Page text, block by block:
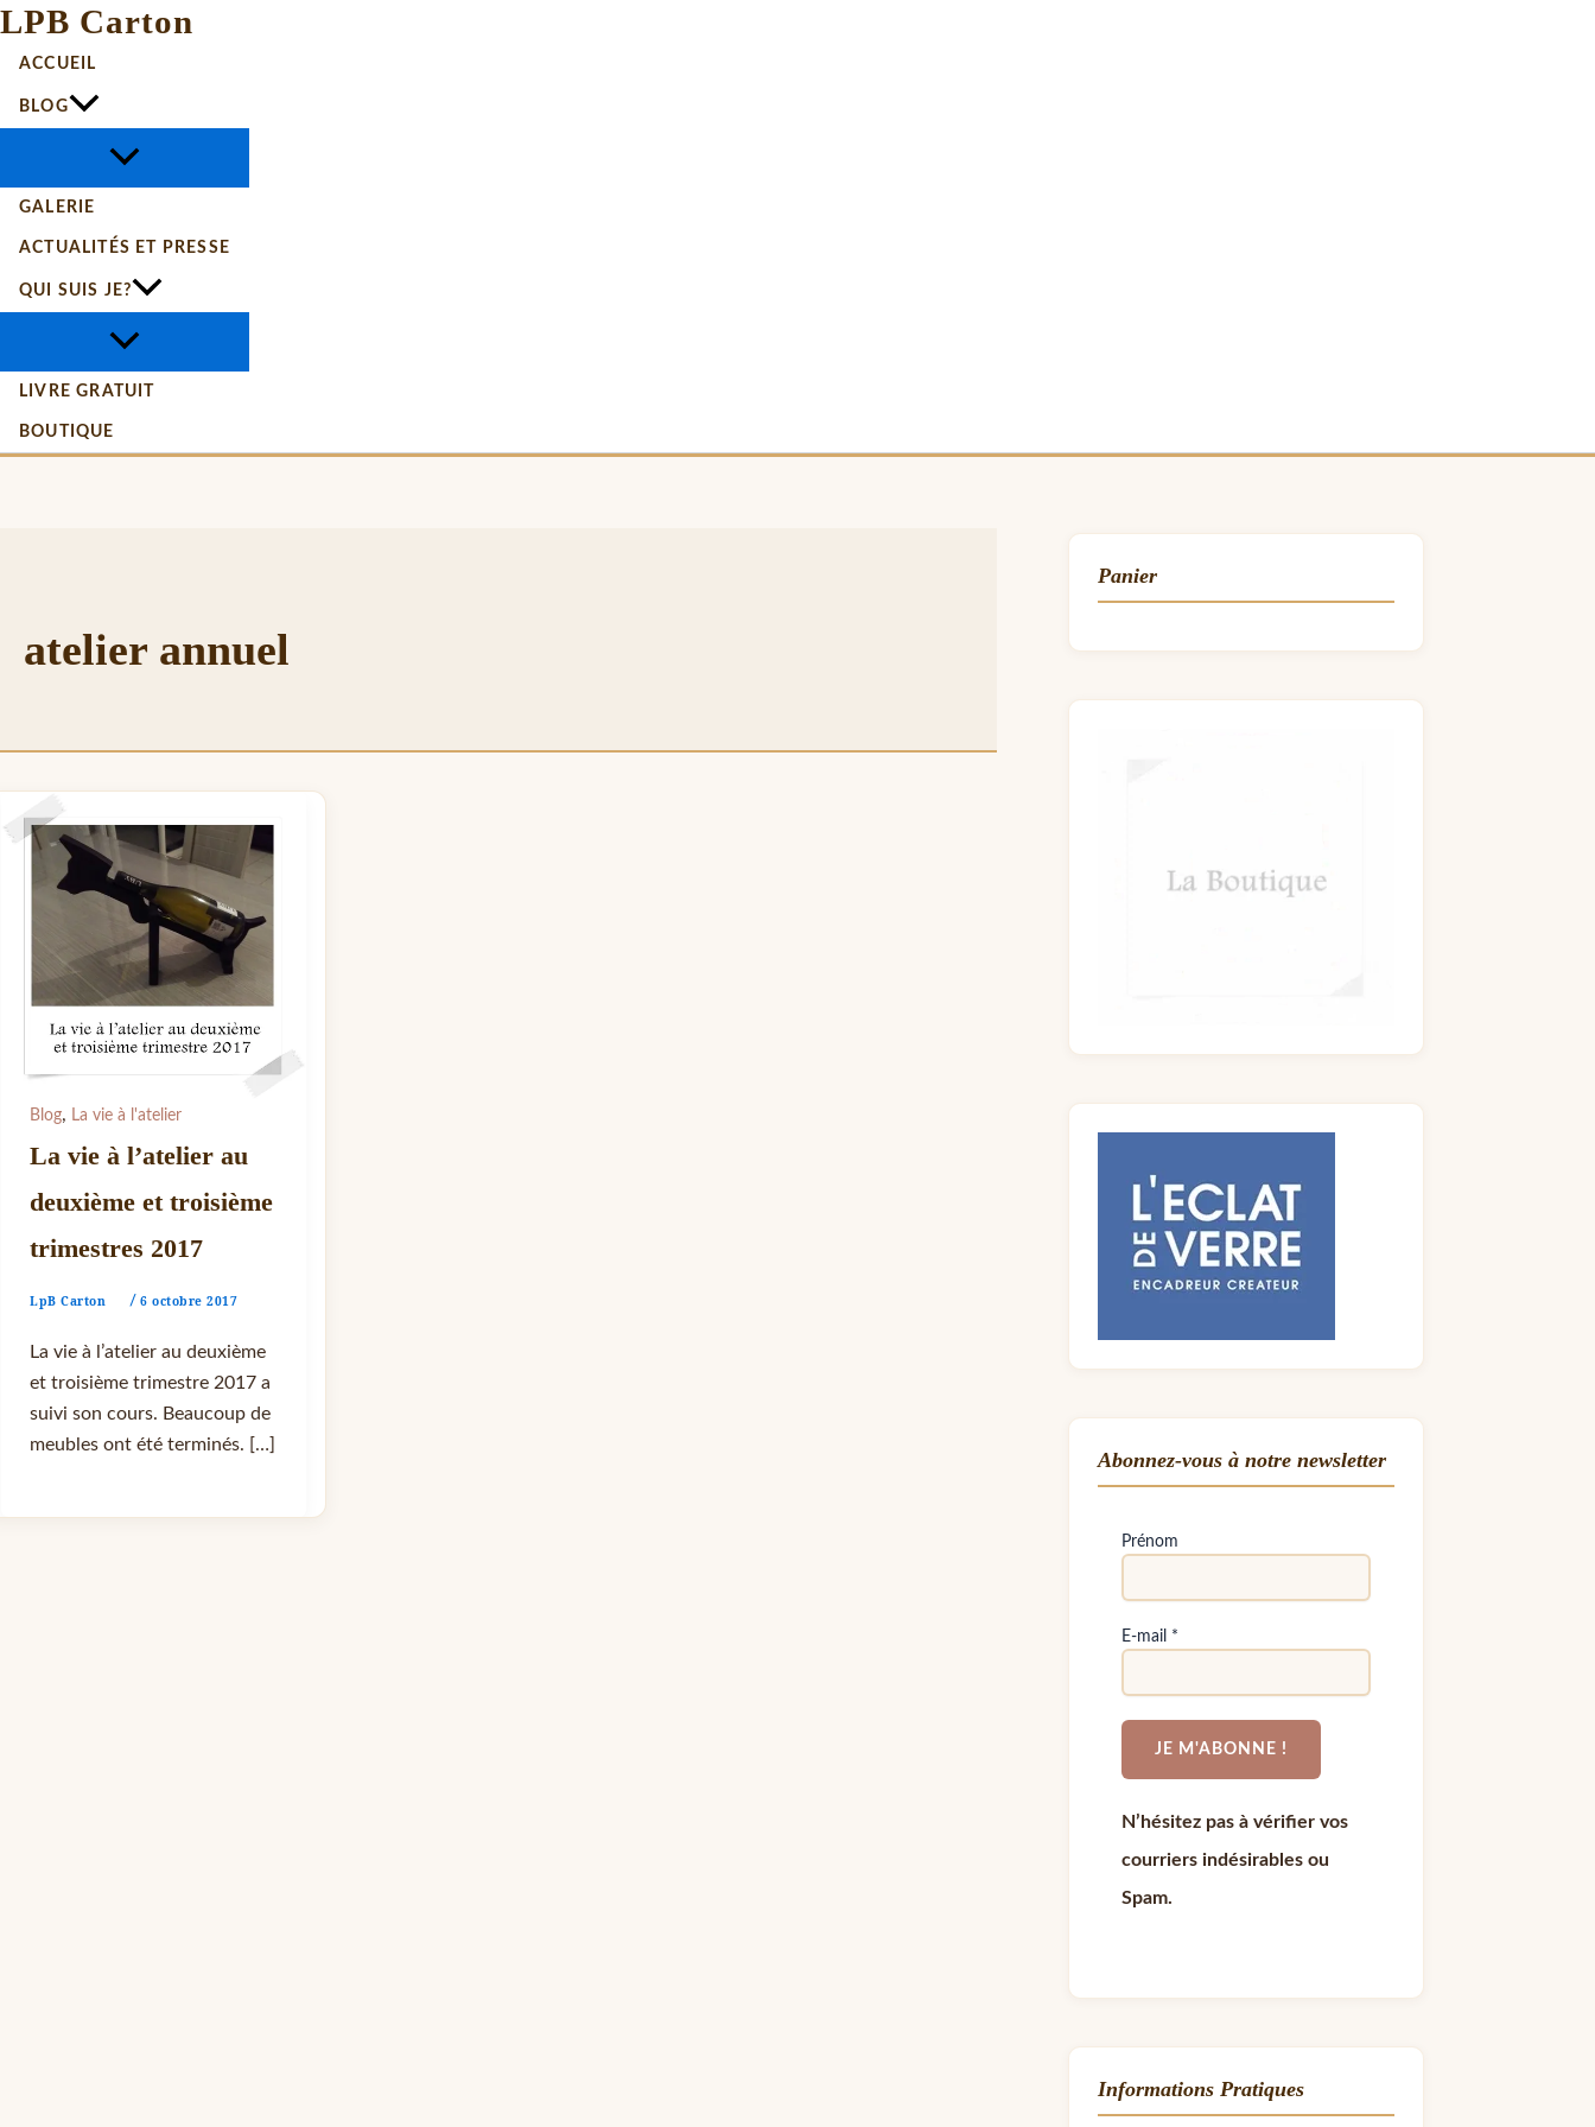
LPB Carton
ACCUEIL
BLOG
GALERIE
ACTUALITÉS ET PRESSE
QUI SUIS JE?
LIVRE GRATUIT
BOUTIQUE
atelier annuel
Blog, La vie à l'atelier
La vie à l’atelier au
deuxième et troisième
trimestres 2017
LpB Carton / 6 octobre 2017
La vie à l’atelier au deuxième
et troisième trimestre 2017 a
suivi son cours. Beaucoup de
meubles ont été terminés. […]
Panier
Abonnez-vous à notre newsletter
Prénom
E-mail *
N’hésitez pas à vérifier vos
courriers indésirables ou
Spam.
Informations Pratiques